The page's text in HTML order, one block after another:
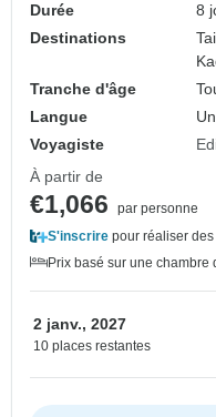
Durée
8
Destinations
Tranche d'âge
Langue
Voyagiste
À partir de
€1,066
par personne
S'inscrire pour réaliser
Prix basé sur une chambre
2 janv., 2027
10 places restantes